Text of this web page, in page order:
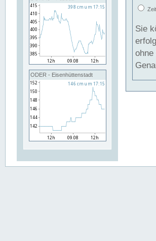
ODER - Eisenhüttenstadt
Sie
ohne